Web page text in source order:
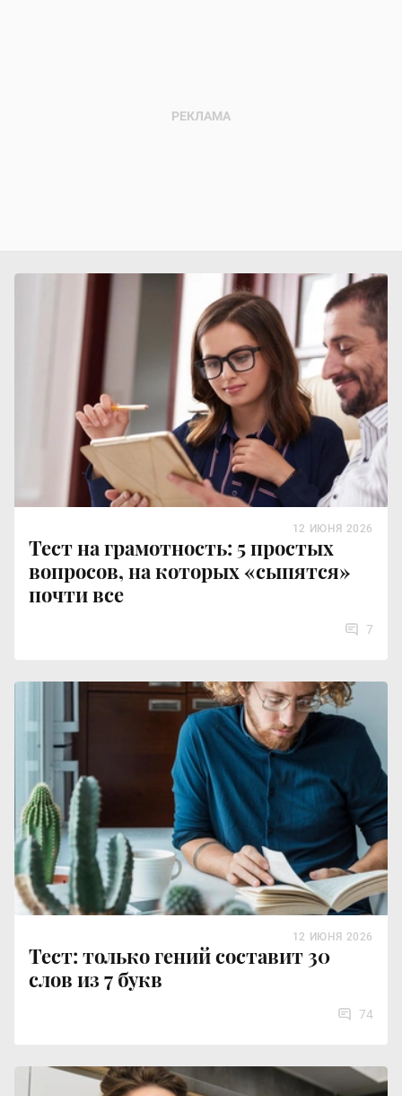
Тест на грамотность: 5 простых
вопросов, на которых «сыпятся»
почти все
12 ИЮНЯ 2026
7
Тест: только гений составит 30
слов из 7 букв
12 ИЮНЯ 2026
74